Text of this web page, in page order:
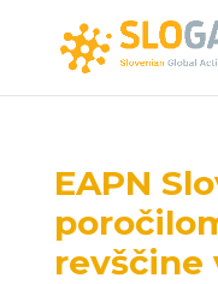
EAPN
revščine